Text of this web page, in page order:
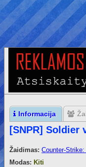
Informacija
[SNPR] Soldier
Žaidimas: Counter-
Modas: Kiti